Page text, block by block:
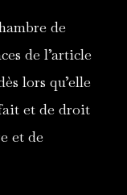
de
de l’article
lors qu’elle
et de droit
et de